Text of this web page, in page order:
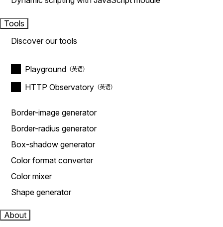
Tools
Discover our tools
Playground
HTTP Observatory
Border-image generator
Border-radius generator
Box-shadow generator
Color format converter
Color mixer
Shape generator
About